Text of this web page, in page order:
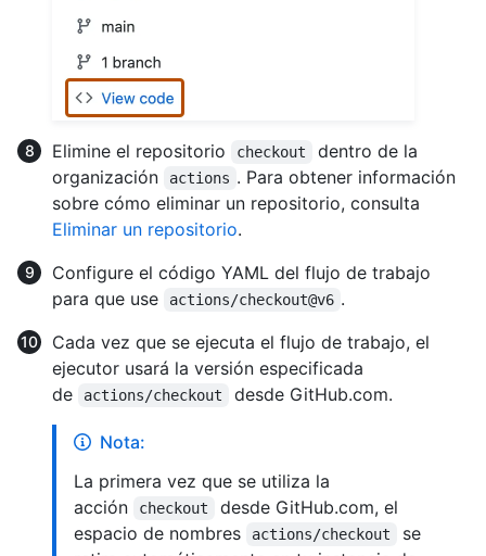
Elimine el repositorio checkout
dentro de la
organización
actions . Para obtener información
sobre cómo eliminar un repositorio, consulta
Eliminar un repositorio.
Configure el código YAML del flujo de trabajo
para que use
actions/checkout@v6 .
Cada vez que se ejecuta el flujo de trabajo, el
ejecutor usará la versión especificada
de
actions/checkout desde GitHub.com.
Nota:
La primera vez que se utiliza la
acción
checkout
desde GitHub.com, el
espacio de nombres
actions/checkout
se